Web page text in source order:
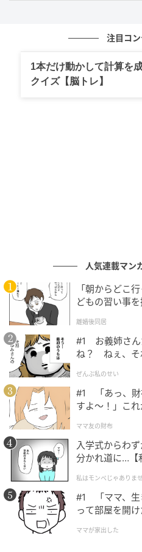
ス」¥1,990（税込・セール
イギリスの人気ブランド【
ブリュー アンダーソン）】
セール価格に！ 胸元のロゴ
れるバイカラーがアクセン
るデザインです。ゆったり
ンを拾いにくく、リラック
ポケット付きで実用性もあ
スタイルも楽しめます。
歩くと揺れるシルエッ
注目コ
1本だけ動かして計算を
クイズ【脳トレ】
人気連載マン
「朝からどこ
どもの習い事
離婚後同居
#1 お義姉さん
ね？ ねぇ、そ
ぜんぶ私のせい
#1 「あっ、財
すよ〜！」こ
ママ友の財布
入学式からわ
分かれ道に…【
私はモンペじゃありま
#1 「ママ、生
って部屋を開け
ママが家出した